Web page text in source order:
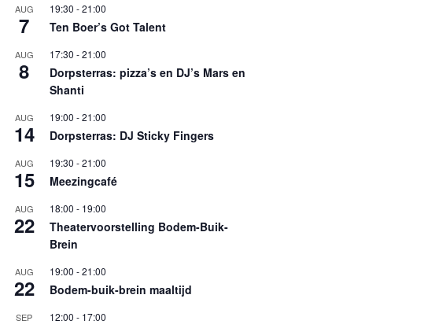
AUG
7
19:30 -21:00
Ten Boer’s Got Talent
AUG
8
17:30 -21:00
Dorpsterras: pizza’s en DJ’s Mars en
Shanti
AUG
14
19:00 -21:00
Dorpsterras: DJ Sticky Fingers
AUG
15
19:30 -21:00
Meezingcafé
AUG
22
18:00 - 19:00
Theatervoorstelling Bodem-Buik-
Brein
AUG
22
19:00 -21:00
Bodem-buik-brein maaltijd
SEP 12:00 - 17:00